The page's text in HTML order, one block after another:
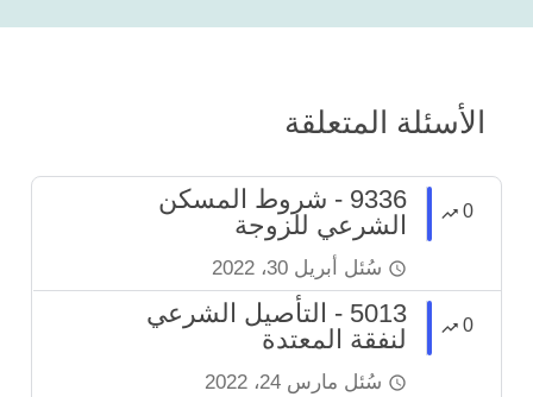
الأسئلة المتعلقة
0
9336 - شروط المسكن
الشرعي للزوجة
سُئل أبريل 30، 2022
0
5013 - التأصيل الشرعي
لنفقة المعتدة
سُئل مارس 24، 2022